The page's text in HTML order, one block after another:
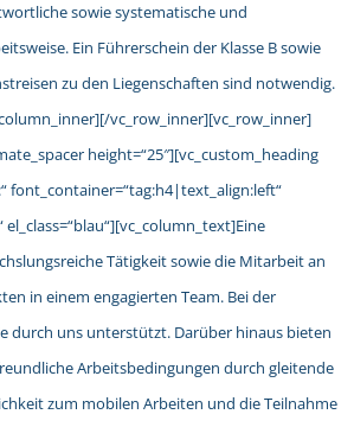
sowie systematische und
Ein Führerschein der Klasse B sowie
zu den Liegenschaften sind notwendig.
vc_row_inner][vc_row_inner]
height=“25″][vc_custom_heading
font_container=“tag:h4|text_align:left“
el_class=“blau“][vc_column_text]Eine
Tätigkeit sowie die Mitarbeit an
in einem engagierten Team. Bei der
durch uns unterstützt. Darüber hinaus bieten
Arbeitsbedingungen durch gleitende
zum mobilen Arbeiten und die Teilnahme